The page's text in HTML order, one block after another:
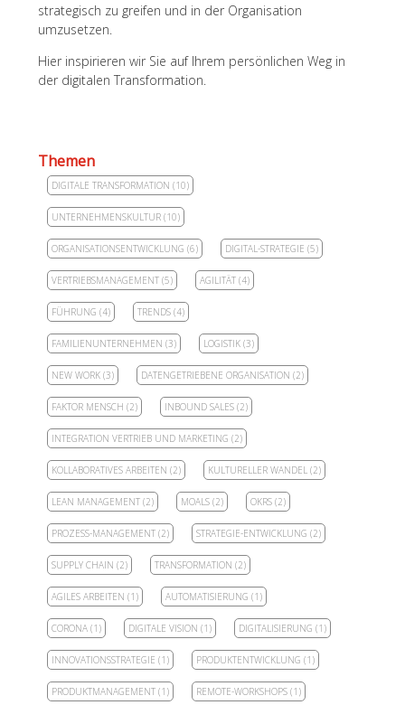
strategisch zu greifen und in der Organisation
umzusetzen.
Hier inspirieren wir Sie auf Ihrem persönlichen Weg in
der digitalen Transformation.
Themen
DIGITALE TRANSFORMATION(10)
UNTERNEHMENSKULTUR(10)
ORGANISATIONSENTWICKLUNG(6) DIGITAL-STRATEGIE(5)
VERTRIEBSMANAGEMENT(5) AGILITÄT(4)
FÜHRUNG(4) TRENDS(4)
FAMILIENUNTERNEHMEN(3) LOGISTIK(3)
NEW WORK(3) DATENGETRIEBENE ORGANISATION(2)
FAKTOR MENSCH(2) INBOUND SALES(2)
INTEGRATION VERTRIEB UND MARKETING(2)
KOLLABORATIVES ARBEITEN(2) KULTURELLER WANDEL(2)
LEAN MANAGEMENT(2) MOALS(2) OKRS(2)
PROZESS-MANAGEMENT(2) STRATEGIE-ENTWICKLUNG(2)
SUPPLY CHAIN(2) TRANSFORMATION(2)
AGILES ARBEITEN(1) AUTOMATISIERUNG(1)
CORONA(1) DIGITALE VISION(1) DIGITALISIERUNG(1)
INNOVATIONSSTRATEGIE(1) PRODUKTENTWICKLUNG(1)
PRODUKTMANAGEMENT(1) REMOTE-WORKSHOPS(1)